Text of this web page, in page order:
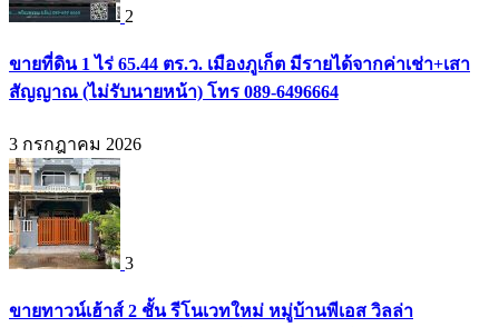
2
ขายที่ดิน 1 ไร่ 65.44 ตร.ว. เมืองภูเก็ต มีรายได้จากค่าเช่า+เสา
สัญญาณ (ไม่รับนายหน้า) โทร 089-6496664
3 กรกฎาคม 2026
3
ขายทาวน์เฮ้าส์ 2 ชั้น รีโนเวทใหม่ หมู่บ้านพีเอส วิลล่า